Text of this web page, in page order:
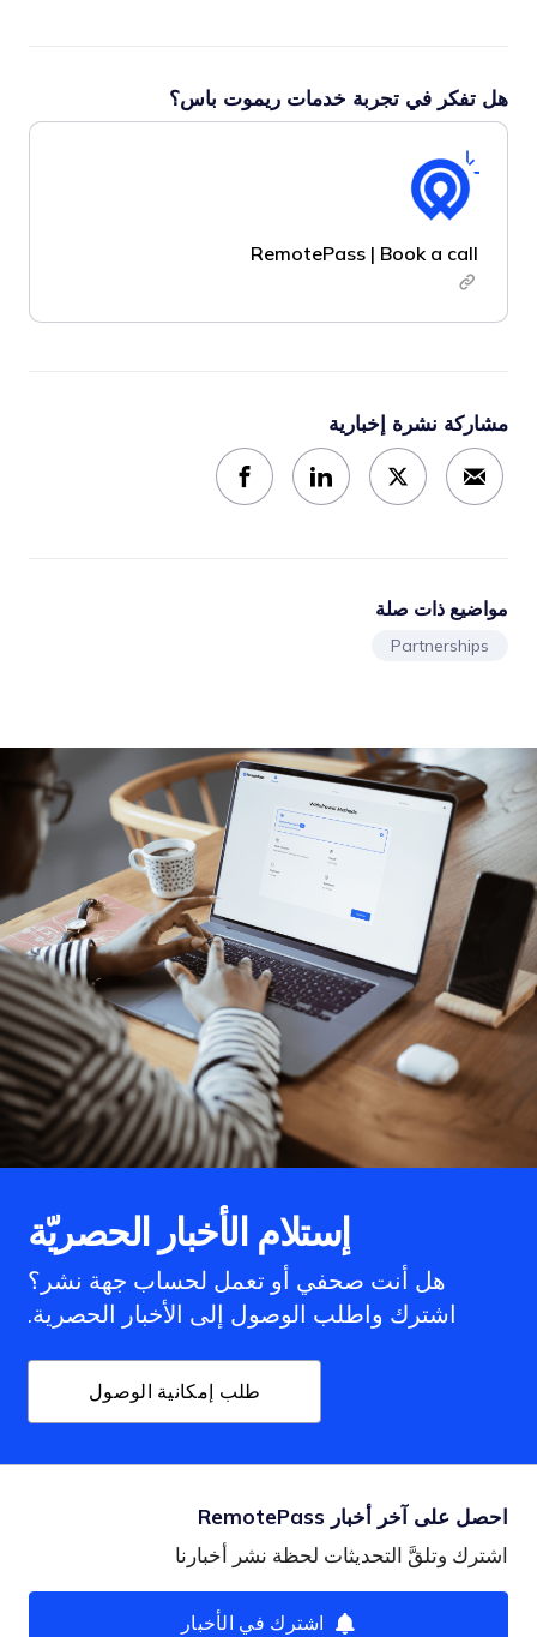
هل تفكر في تجربة خدمات ريموت باس؟
RemotePass | Book a call
مشاركة نشرة إخبارية
مواضيع ذات صلة
Partnerships
إستلام الأخبار الحصريّة
هل أنت صحفي أو تعمل لحساب جهة نشر؟
اشترك واطلب الوصول إلى الأخبار الحصرية.
طلب إمكانية الوصول
احصل على آخر أخبار RemotePass
اشترك وتلقَّ التحديثات لحظة نشر أخبارنا
اشترك في الأخبار